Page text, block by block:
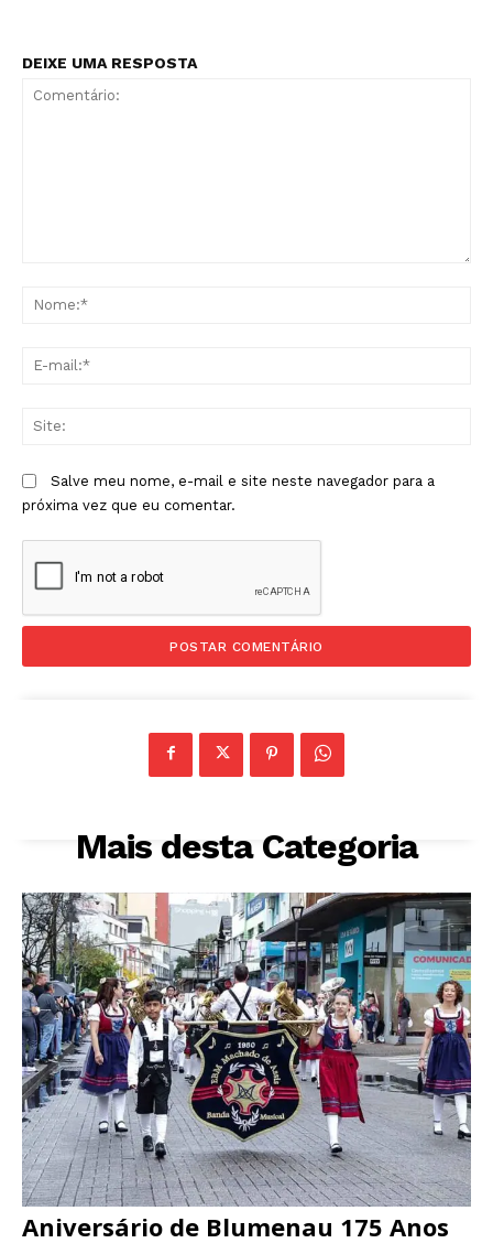
DEIXE UMA RESPOSTA
Salve meu nome, e-mail e site neste navegador para a
próxima vez que eu comentar.
Mais desta Categoria
Aniversário de Blumenau 175 Anos